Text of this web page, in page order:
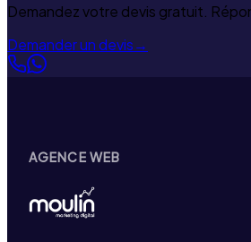
Demandez votre devis gratuit.
Demander un devis→
AGENCE WEB